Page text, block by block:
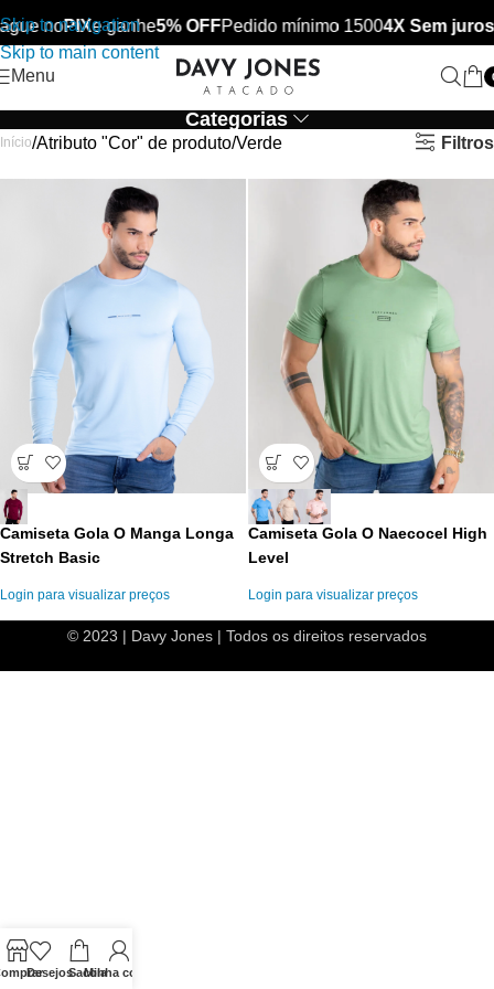
Skip to navigation
Skip to main content
noPIXe ganhe5% OFFPedido mínimo 15004X Sem juros
Menu
Categorias
Início Atributo "Cor" de produto Verde Filtros
Camiseta Gola O Manga Longa
Stretch Basic
Login para visualizar preços
Camiseta Gola O Naecocel High
Level
Login para visualizar preços
© 2023 | Davy Jones | Todos os direitos reservados
DesejosSacola
Minha conta